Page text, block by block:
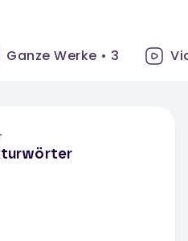
Private Situationen
Ganze Werke • 3